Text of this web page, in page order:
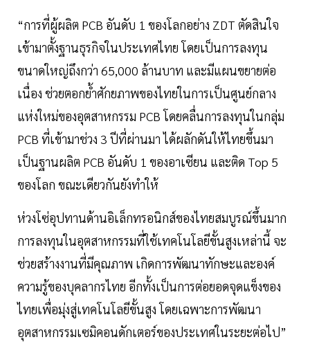
“การที่ผู้ผลิต PCB อันดับ 1 ของโลกอย่าง ZDT ตัดสินใจ
เข้ามาตั้งฐานธุรกิจในประเทศไทย โดยเป็นการลงทุน
ขนาดใหญ่ถึงกว่า 65,000 ล้านบาท และมีแผนขยายต่อ
เนื่อง ช่วยตอกย้ำศักยภาพของไทยในการเป็นศูนย์กลาง
แห่งใหม่ของอุตสาหกรรม PCB โดยคลื่นการลงทุนในกลุ่ม
PCB ที่เข้ามาช่วง 3 ปีที่ผ่านมา ได้ผลักดันให้ไทยขึ้นมา
เป็นฐานผลิต PCB อันดับ 1 ของอาเซียน และติด Top 5
ของโลก ขณะเดียวกันยังทำให้
ห่วงโซ่อุปทานด้านอิเล็กทรอนิกส์ของไทยสมบูรณ์ขึ้นมาก
การลงทุนในอุตสาหกรรมที่ใช้เทคโนโลยีขั้นสูงเหล่านี้ จะ
ช่วยสร้างงานที่มีคุณภาพ เกิดการพัฒนาทักษะและองค์
ความรู้ของบุคลากรไทย อีกทั้งเป็นการต่อยอดจุดแข็งของ
ไทยเพื่อมุ่งสู่เทคโนโลยีขั้นสูง โดยเฉพาะการพัฒนา
อุตสาหกรรมเซมิคอนดักเตอร์ของประเทศในระยะต่อไป”